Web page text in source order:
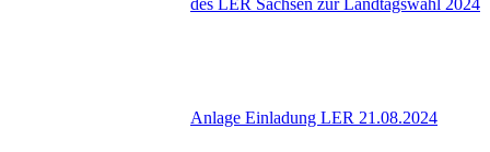
des LER Sachsen zur Landtagswahl 2024
Anlage Einladung LER 21.08.2024